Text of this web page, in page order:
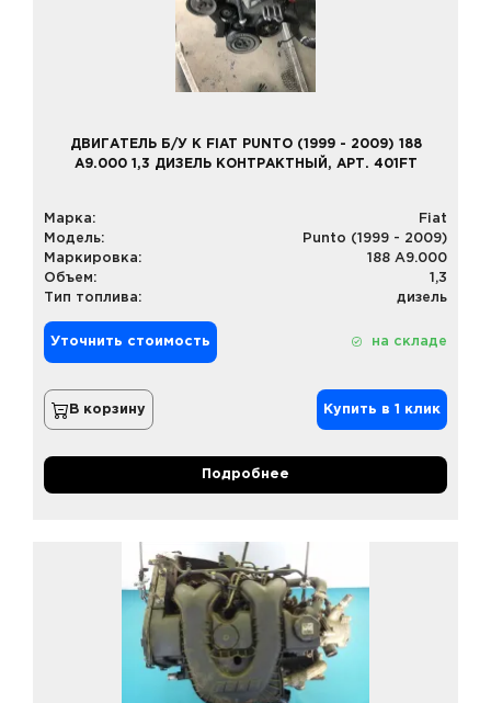
ДВИГАТЕЛЬ Б/У К FIAT PUNTO (1999 - 2009) 188
A9.000 1,3 ДИЗЕЛЬ КОНТРАКТНЫЙ, АРТ. 401FT
Марка:
Fiat
Модель:
Punto (1999 - 2009)
Маркировка:
188 A9.000
Объем:
1,3
Тип топлива:
дизель
Уточнить стоимость на складе
В корзину Купить в 1 клик
Подробнее